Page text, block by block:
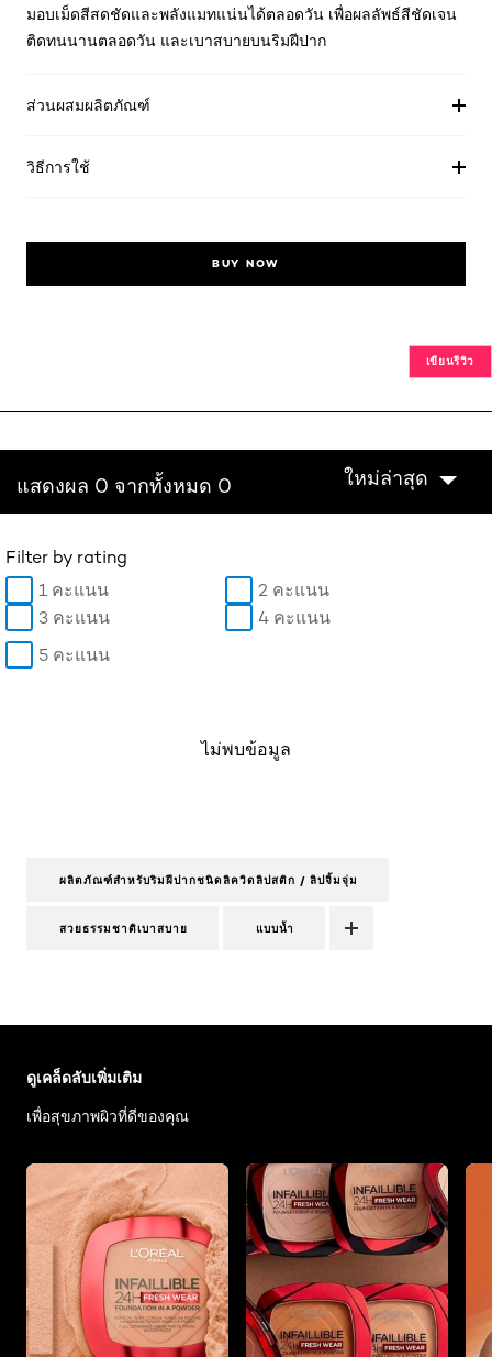
มอบเม็ดสีสดชัดและพลังแมทแน่นได้ตลอดวัน เพื่อผลลัพธ์สีชัดเจน
ติดทนนานตลอดวัน และเบาสบายบนริมฝีปาก
ส่วนผสมผลิตภัณฑ์
วิธีการใช้
BUY NOW
เขียนรีวิว
แสดงผล 0 จากทั้งหมด 0 ใหม่ล่าสุด
Filter by rating
1 คะแนน
2 คะแนน
3 คะแนน
4 คะแนน
5 คะแนน
ไม่พบข้อมูล
ผลิตภัณฑ์สำหรับริมฝีปากชนิดลิควิดลิปสติก / ลิปจิ้มจุ่ม
สวยธรรมชาติเบาสบาย แบบน้ำ
ดูเคล็ดลับเพิ่มเติม
เพื่อสุขภาพผิวที่ดีของคุณ